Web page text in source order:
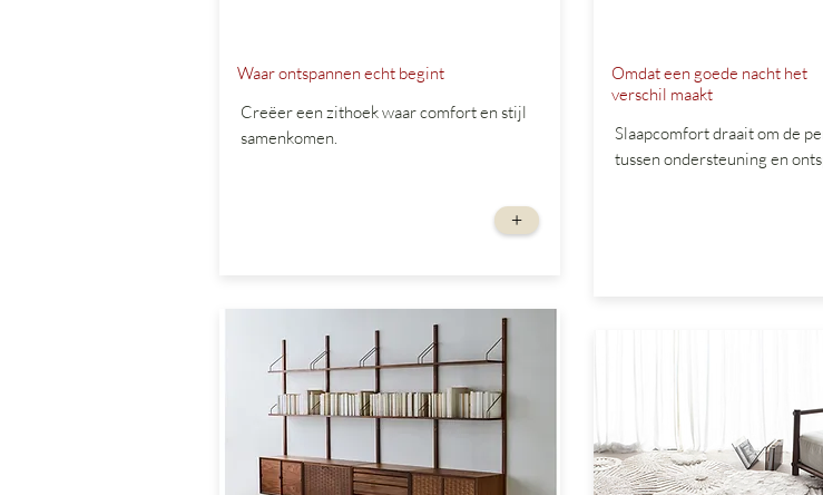
Waar ontspannen echt begint
Creëer een zithoek waar comfort en stijl
samenkomen.
+
Omdat een goede nacht het
verschil maakt
Slaapcomfort draait om de
tussen ondersteuning en